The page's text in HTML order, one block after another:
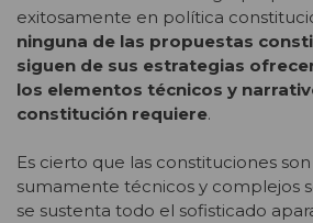
exitosamente en política
ninguna de las propuestas
siguen de sus estrategias
los elementos técnicos y
constitución requiere.
Es cierto que las constituciones
sumamente técnicos y complejos
se sustenta todo el sofisticado